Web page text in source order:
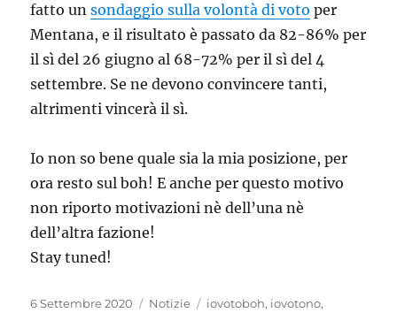
fatto unsondaggio sulla volontà di voto per
Mentana, e il risultato è passato da 82-86% per
il sì del 26 giugno al 68-72% per il sì del 4
settembre. Se ne devono convincere tanti,
altrimenti vincerà il sì.
Io non so bene quale sia la mia posizione, per
ora resto sul boh! E anche per questo motivo
non riporto motivazioni nè dell’una nè
dell’altra fazione!
Stay tuned!
Posted
6 Settembre 2020 Categories
Notizie Tags
iovotoboh, iovotono,